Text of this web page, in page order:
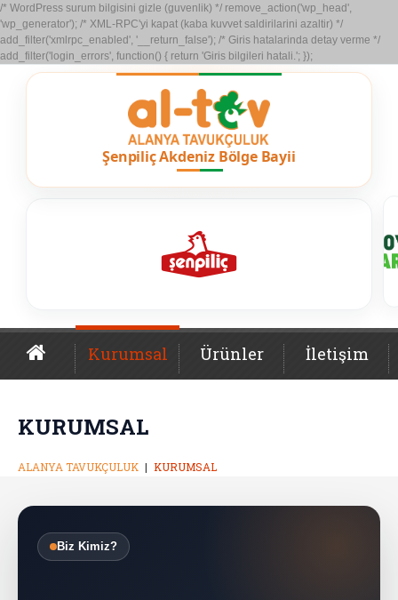
/* WordPress surum bilgisini gizle (guvenlik) */ remove_action('wp_head',
'wp_generator'); /* XML-RPC'yi kapat (kaba kuvvet saldirilarini azaltir) */
add_filter('xmlrpc_enabled', '__return_false'); /* Giris hatalarinda detay verme */
add_filter('login_errors', function() { return 'Giris bilgileri hatali.'; });
Kurumsal Ürünler İletişim
KURUMSAL
ALANYA TAVUKÇULUK KURUMSAL
Biz Kimiz?